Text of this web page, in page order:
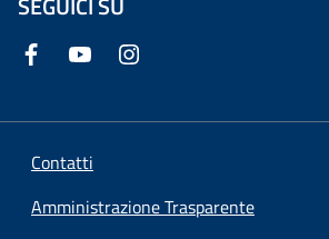
Contatti
Amministrazione Trasparente